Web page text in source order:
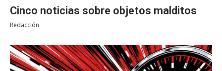
Cinco noticias sobre objetos malditos
Redacción